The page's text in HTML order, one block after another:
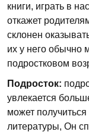
книги, играть в
откажет
склонен
их у него обычно
подростковом
Подросток:
увлекается
может
литературы, Он